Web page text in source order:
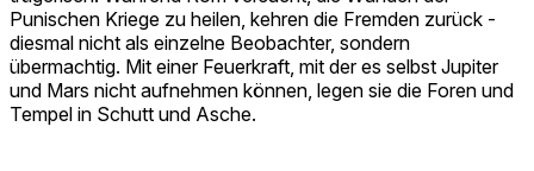
Punischen Kriege zu heilen, kehren die Fremden zurück -
diesmal nicht als einzelne Beobachter, sondern
übermachtig. Mit einer Feuerkraft, mit der es selbst Jupiter
und Mars nicht aufnehmen können, legen sie die Foren und
Tempel in Schutt und Asche.